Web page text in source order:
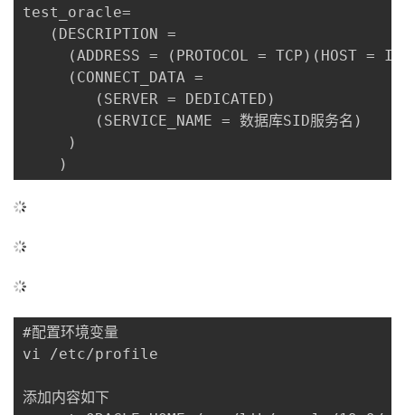
test_oracle=
   (DESCRIPTION =
(ADDRESS = (PROTOCOL = TCP)(HOST =
     (CONNECT_DATA =
        (SERVER = DEDICATED)
        (SERVICE_NAME = 数据库SID服务名)
     )
    )
#配置环境变量
vi /etc/profile
添加内容如下